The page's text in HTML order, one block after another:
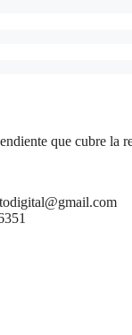
que cubre la